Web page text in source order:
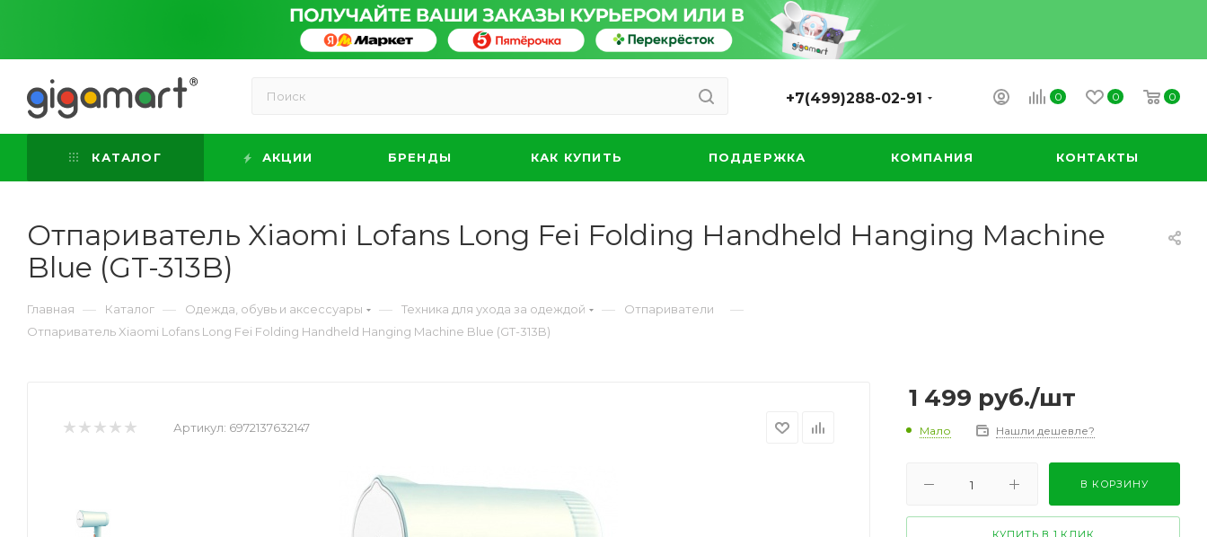
0 0 0
+7(499)288-02-91
КАТАЛОГ АКЦИИ БРЕНДЫ КАК КУПИТЬ ПОДДЕРЖКА КОМПАНИЯ КОНТАКТЫ
Отпариватель Xiaomi Lofans Long Fei Folding Handheld Hanging Machine
Blue (GT-313B)
Главная — Каталог — Одежда, обувь и аксессуары — Техника для ухода за одеждой — Отпариватели —
Отпариватель Xiaomi Lofans Long Fei Folding Handheld Hanging Machine Blue (GT-313B)
Артикул: 6972137632147
1 499 руб./шт
Мало Нашли дешевле?
В КОРЗИНУ
КУПИТЬ В 1 КЛИК